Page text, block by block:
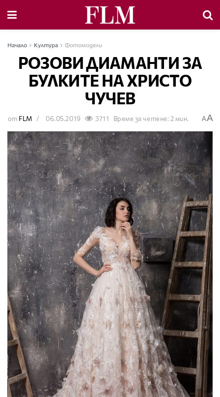
Начало Култура Фотомодели
РОЗОВИ ДИАМАНТИ ЗА
БУЛКИТЕ НА ХРИСТО
ЧУЧЕВ
от FLM 06.05.2019 3711 Време за четене: 2 мин. AA